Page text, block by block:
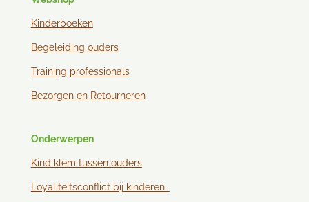
Kinderboeken
Begeleiding ouders
Training professionals
Bezorgen en Retourneren
Onderwerpen
Kind klem tussen ouders
Loyaliteitsconflict bij kinderen.